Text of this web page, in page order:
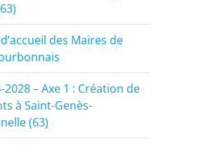
des Maires de
2028 – Axe 1 : Création de
à Saint-Genès-
(63)